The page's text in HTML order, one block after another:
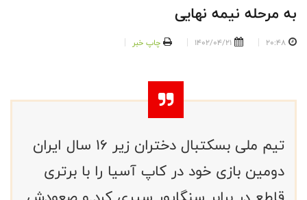
به مرحله نیمه نهایی
20:48
1402/04/21 چاپ خبر
تیم ملی بسکتبال دختران زیر ۱۶ سال ایران
دومین بازی خود در کاپ آسیا را با برتری